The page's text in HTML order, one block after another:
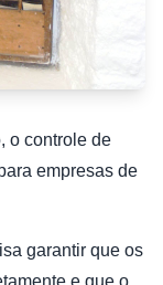
o controle de
empresas de
garantir que os